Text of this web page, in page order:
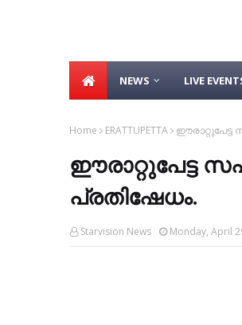
NEWS LIVE
Home ERATTUPETTA
ഈരാറ്റുപേട്ട
പ്രതിഷേധം.
Starvision News Monday, April